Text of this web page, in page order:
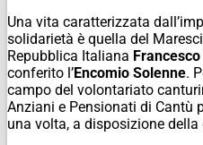
Una vita caratterizzata
solidarietà è quella del
Repubblica Italiana
conferito l’Encomio Solenne.
campo del volontariato
Anziani e Pensionati di Cantù
una volta, a disposizione